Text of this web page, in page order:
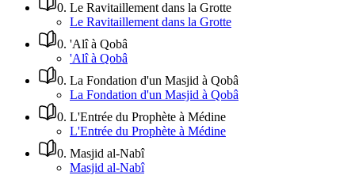
0. Le Ravitaillement dans la Grotte
Le Ravitaillement dans la Grotte
0. 'Alî à Qobâ
'Alî à Qobâ
0. La Fondation d'un Masjid à Qobâ
La Fondation d'un Masjid à Qobâ
0. L'Entrée du Prophète à Médine
L'Entrée du Prophète à Médine
0. Masjid al-Nabî
Masjid al-Nabî